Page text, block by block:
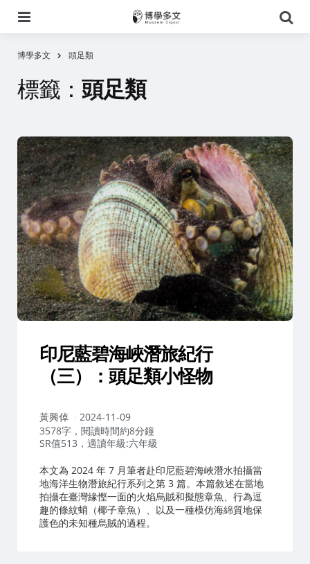
尋
博學多文 頭足類
標籤： 頭足類
印尼藍碧海峽潛旅紀行
（三）：頭足類小怪物
作
者：
黃興倬
2024-11-09
3578字，閱讀時間約8分鐘
SR值513，適讀年級:六年級
本文為 2024 年 7 月筆者赴印尼藍碧海峽潛水拍攝當
地海洋生物潛旅紀行系列之第 3 篇。本篇敘述在當地
拍攝在臺灣緣慳一面的火焰烏賊和擬態章魚、行為逗
趣的條紋蛸（椰子章魚）、以及一種模仿海綿質地保
護色的未知種烏賊的過程。